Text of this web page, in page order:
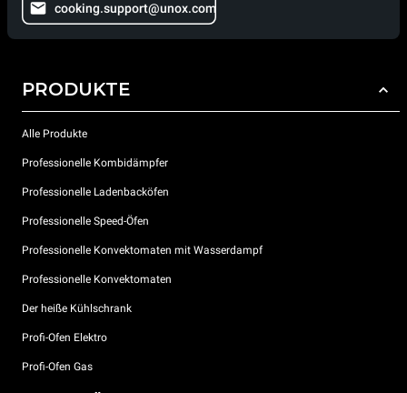
cooking.support@unox.com
PRODUKTE
Alle Produkte
Professionelle Kombidämpfer
Professionelle Ladenbacköfen
Professionelle Speed-Öfen
Professionelle Konvektomaten mit Wasserdampf
Professionelle Konvektomaten
Der heiße Kühlschrank
Profi-Ofen Elektro
Profi-Ofen Gas